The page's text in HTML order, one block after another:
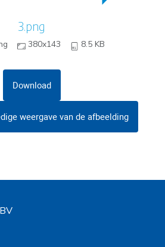
3.png
380x143 8.5 KB
Download
weergave van de afbeelding